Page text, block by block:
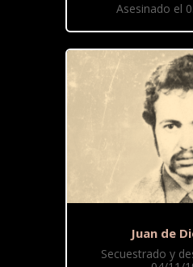
Asesinado el
Juan de
Secuestrado y